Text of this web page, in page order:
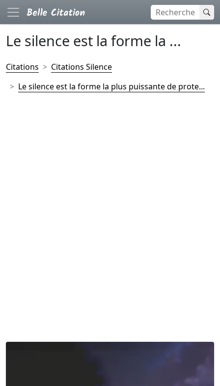
Le silence est la forme la ...
Citations
Citations Silence
Le silence est la forme la plus puissante de prote...